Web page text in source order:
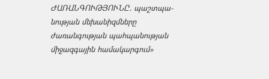
ԺԱՌԱՆԳՈՒԹՅՈՒՆԸ․ պաշտպա­
նության մեխանիզմները
ժառանգության պահպանության
միջազ­գային համակարգում»